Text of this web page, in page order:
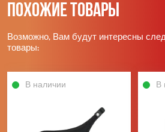
Похожие товары
Возможно, Вам будут интересны
товары:
В наличии В